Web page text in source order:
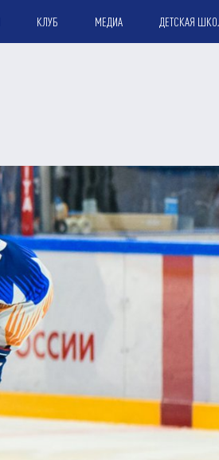
КЛУБ МЕДИА ДЕТСКАЯ